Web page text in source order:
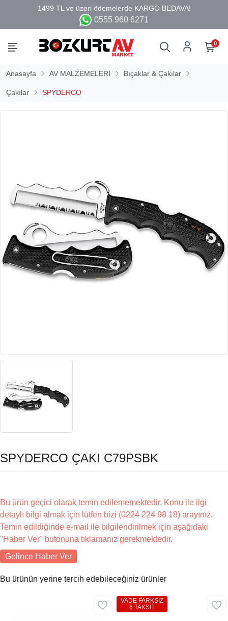
0555 960 6271
0
Anasayfa AV MALZEMELERİ Bıçaklar & Çakılar
Çakılar SPYDERCO
SPYDERCO ÇAKI C79PSBK
Bu ürün geçici olarak temin edilememektedir. Konu ile ilgi
detaylı bilgi almak için lütfen bizi (0224 224 98 18) arayınız.
Temin edildiğinde e-mail ile bilgilendirilmek için aşağıdaki
"Haber Ver" butonuna tıklamanız gerekmektedir.
Gelince Haber Ver
Bu ürünün yerine tercih edebileceğiniz ürünler
VADE FARKSIZ
6 TAKSİT